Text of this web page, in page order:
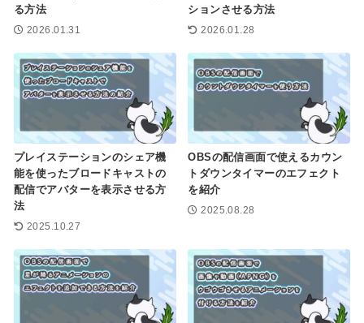
る方法
2026.01.31
ションさせる方法
2026.01.28
プレイステーションのシェア機
能を使ったブロードキャストの
配信でアバターを表示させる方
法
2025.10.27
OBSの配信画面で使えるカウン
トダウンタイマーのエフェクト
を紹介
2025.08.28